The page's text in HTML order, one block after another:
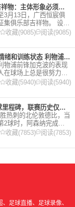
2广西恒宸公开征集俱乐部吉祥物：主体形象必须为龙
3月13日，广西恒宸俱
集俱乐部吉祥物。 设计
龙，是中华民族的精神
收藏(9085) 阅读(9085)
2加克波：7场球荒不会影响情绪和训练状态 利物浦如今已不容有失
物浦前锋加克波的表现
在球场上总是很努力。
论了诸多话题。 关于球
一个很好的问题。这个
收藏(5940) 阅读(5940)
2阿森纳达成英超客场1000球里程碑，联赛历史仅次于曼联的1063球
热刺的北伦敦德比，当
球时，阿森纳完成了
英超历史第2支在客场
联的1063球。阿森纳
收藏(7853) 阅读(7853)
足球直播 足球录像